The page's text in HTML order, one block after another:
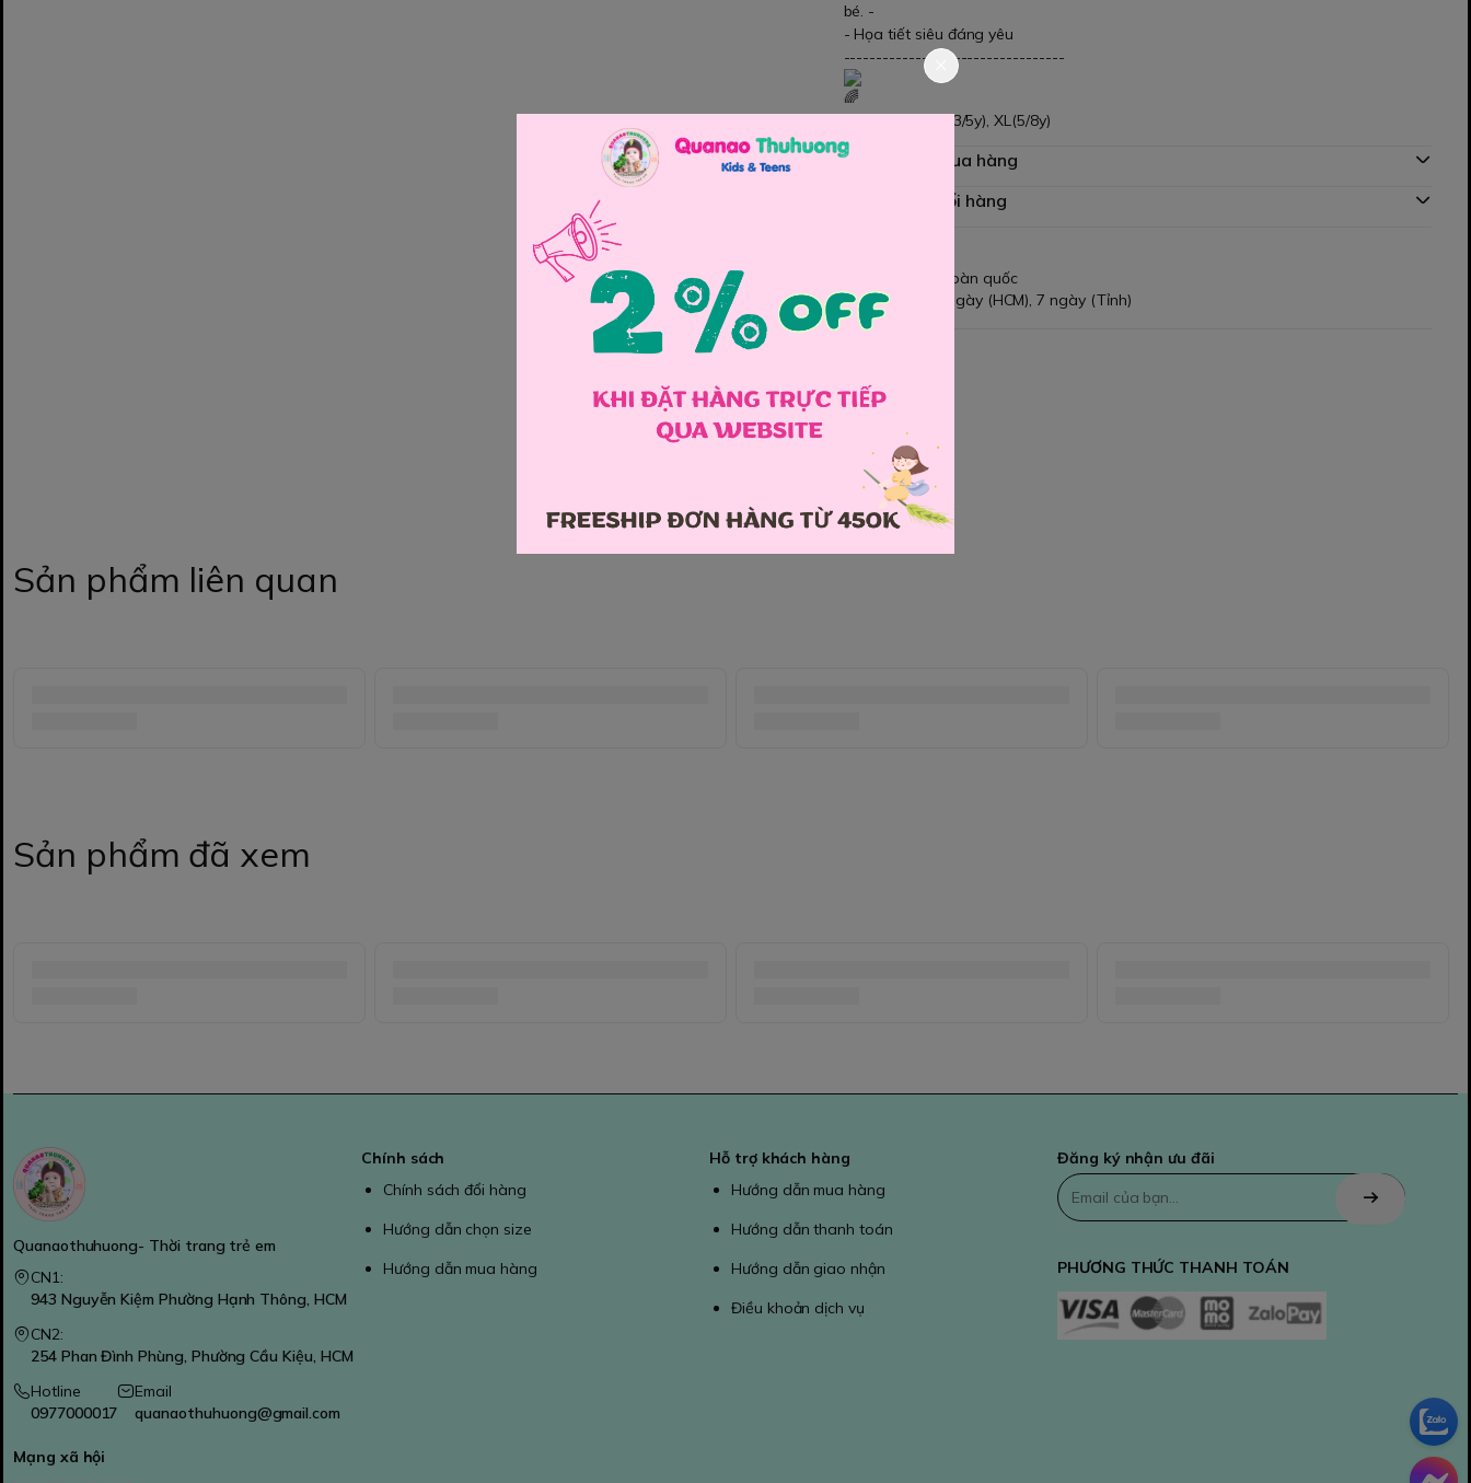
bé. -
- Họa tiết siêu đáng yêu
----------------------------------
Size: M(1/2y), L(3/5y), XL(5/8y)
Chính sách mua hàng
Chính sách đổi hàng
Giao hàng toàn quốc
Đổi hàng 3 ngày (HCM), 7 ngày (Tỉnh)
Sản phẩm liên quan
Sản phẩm đã xem
Quanaothuhuong- Thời trang trẻ em
CN1:
943 Nguyễn Kiệm Phường Hạnh Thông, HCM
CN2:
254 Phan Đình Phùng, Phường Cầu Kiệu, HCM
Hotline
0977000017
Email
quanaothuhuong@gmail.com
Mạng xã hội
Chính sách
Chính sách đổi hàng
Hướng dẫn chọn size
Hướng dẫn mua hàng
Hỗ trợ khách hàng
Hướng dẫn mua hàng
Hướng dẫn thanh toán
Hướng dẫn giao nhận
Điều khoản dịch vụ
Đăng ký nhận ưu đãi
PHƯƠNG THỨC THANH TOÁN